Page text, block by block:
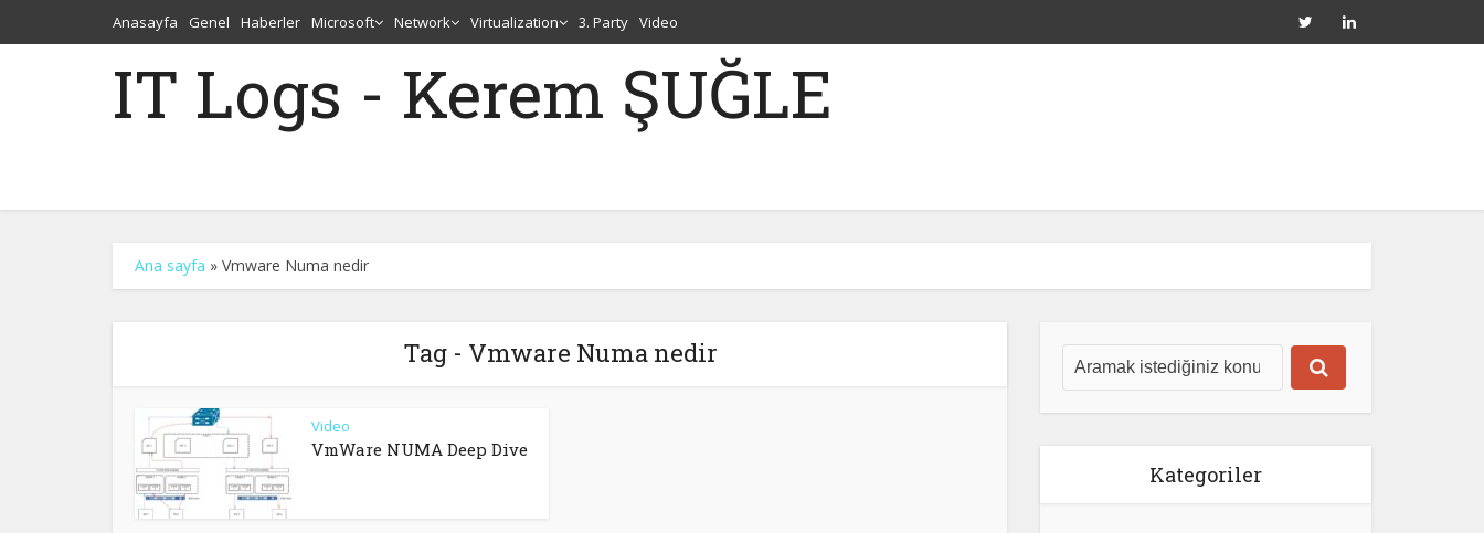
Anasayfa Genel Haberler Microsoft Network Virtualization 3. Party Video
IT Logs - Kerem ŞUĞLE
Ana sayfa » Vmware Numa nedir
Tag - Vmware Numa nedir
Video
VmWare NUMA Deep Dive
Kategoriler